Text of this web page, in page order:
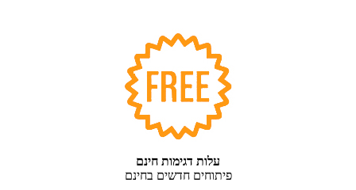
עלות דגימות חינם
פיתוחים חדשים בחינם